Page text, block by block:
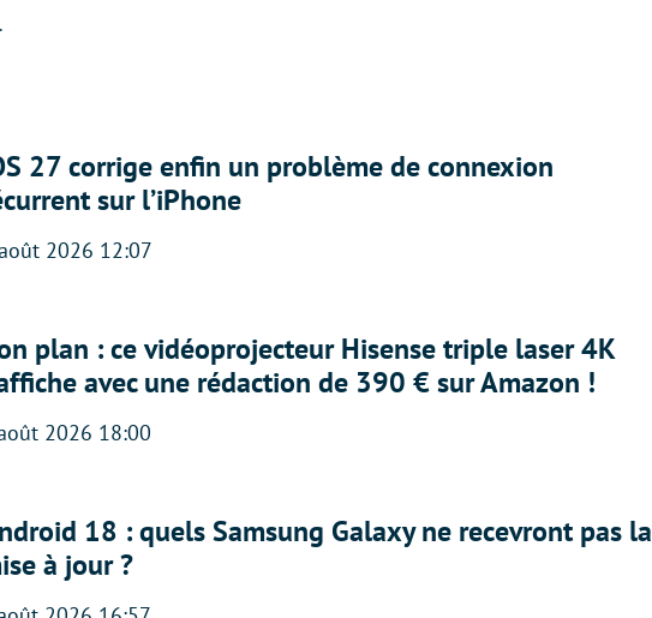
27 corrige enfin un problème de connexion
sur l’iPhone
2026 12:07
plan : ce vidéoprojecteur Hisense triple laser 4K
avec une rédaction de 390 € sur Amazon !
2026 18:00
18 : quels Samsung Galaxy ne recevront pas la
à jour ?